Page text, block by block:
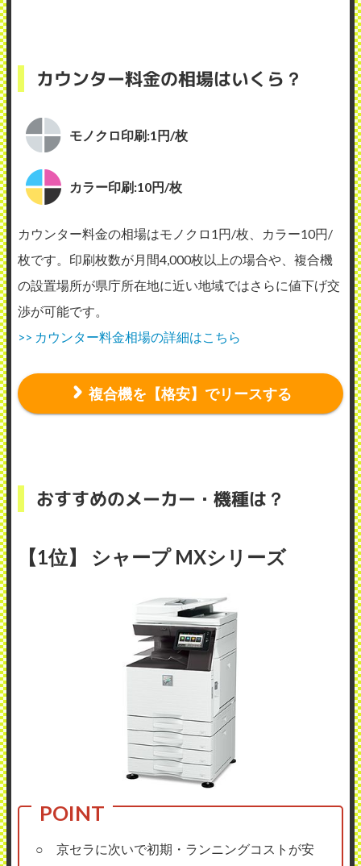
カウンター料金の相場はいくら？
モノクロ印刷:1円/枚
カラー印刷:10円/枚
カウンター料金の相場はモノクロ1円/枚、カラー10円/
枚です。印刷枚数が月間4,000枚以上の場合や、複合機
の設置場所が県庁所在地に近い地域ではさらに値下げ交
渉が可能です。
>> カウンター料金相場の詳細はこちら
複合機を【格安】でリースする
おすすめのメーカー・機種は？
【1位】 シャープ MXシリーズ
○ 京セラに次いで初期・ランニングコストが安